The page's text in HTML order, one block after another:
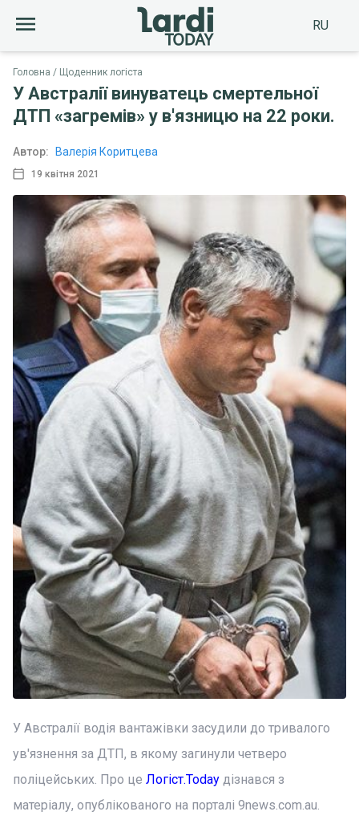
RU
Головна Щоденник логіста
У Австралії винуватець смертельної
ДТП «загремів» у в'язницю на 22 роки.
19 квітня 2021
Автор: Валерія Коритцева
У Австралії водія вантажівки засудили до тривалого
ув'язнення за ДТП, в якому загинули четверо
поліцейських. Про це Логіст.Today дізнався з
матеріалу, опублікованого на порталі 9news.com.au.